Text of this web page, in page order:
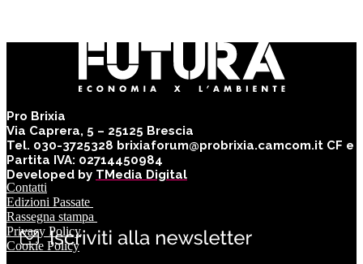
Pro Brixia
Via Caprera, 5 – 25125 Brescia
Tel. 030-3725328 brixiaforum@probrixia.camcom.it CF e
Partita IVA: 02714450984
Developed by TMedia Digital
Contatti
Edizioni Passate
Rassegna stampa
Privacy Policy
Cookie Policy